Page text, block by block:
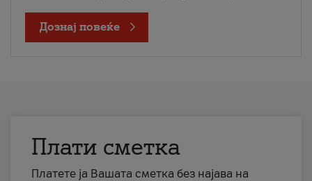
Дознај повеќе
Плати сметка
Платете ја Вашата сметка без најава на